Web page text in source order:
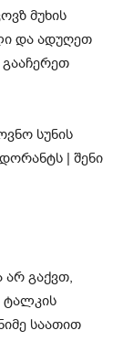
მუხის
და ადუღეთ
არ გაქვთ,
ტალკის
საათით